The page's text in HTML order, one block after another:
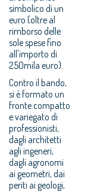
simbolico di un
euro (oltre al
rimborso delle
sole spese fino
all'importo di
250mila euro).
Contro il bando,
si è formato un
fronte compatto
e variegato di
professionisti,
dagli architetti
agli ingeneri,
dagli agronomi
ai geometri, dai
periti ai geologi,